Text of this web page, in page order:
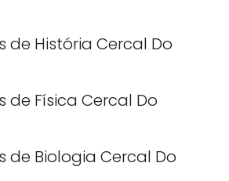
de História Cercal Do
de Física Cercal Do
de Biologia Cercal Do